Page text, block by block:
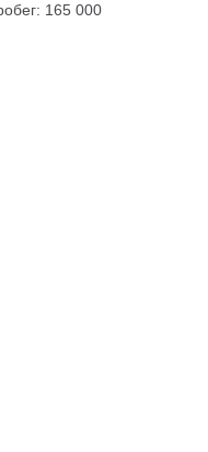
165 000